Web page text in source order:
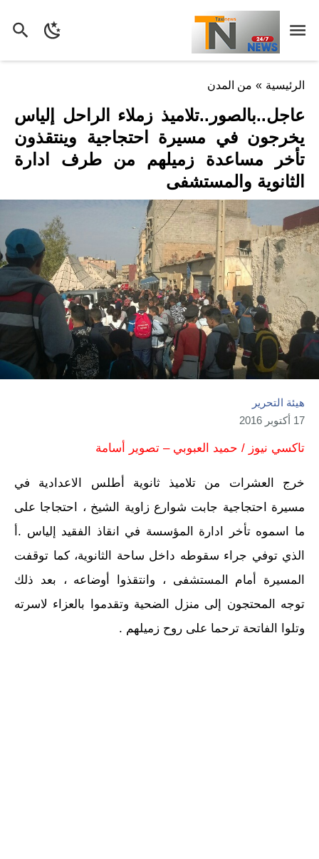
الرئيسية » من المدن
عاجل..بالصور..تلاميذ زملاء الراحل إلياس
يخرجون في مسيرة احتجاجية وينتقذون
تأخر مساعدة زميلهم من طرف ادارة
الثانوية والمستشفى
هيئة التحرير
17 أكتوبر 2016
تاكسي نيوز / حميد العبوبي – تصوير أسامة
خرج العشرات من تلاميذ ثانوية أطلس الاعدادية في
مسيرة احتجاجية جابت شوارع زاوية الشيخ ، احتجاجا على
ما اسموه تأخر ادارة المؤسسة في انقاذ الفقيد إلياس .أ
الذي توفي جراء سقوطه داخل ساحة الثانوية، كما توقفت
المسيرة أمام المستشفى ، وانتقذوا أوضاعه ، بعد ذلك
توجه المحتجون إلى منزل الضحية وتقدموا بالعزاء لاسرته
وتلوا الفاتحة ترحما على روح زميلهم .